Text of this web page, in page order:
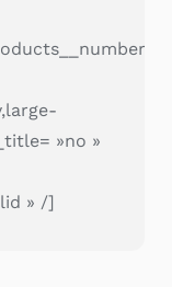
»2″
»no »
» /]